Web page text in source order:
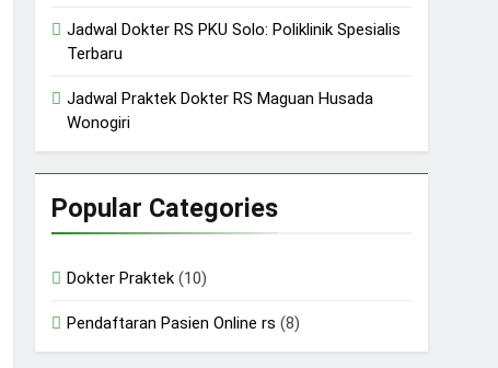
Jadwal Dokter RS PKU Solo: Poliklinik Spesialis
Terbaru
Jadwal Praktek Dokter RS Maguan Husada
Wonogiri
Popular Categories
Dokter Praktek (10)
Pendaftaran Pasien Online rs (8)